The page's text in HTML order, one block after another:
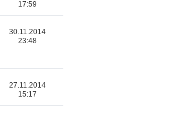
17:59
30.11.2014
23:48
27.11.2014
15:17